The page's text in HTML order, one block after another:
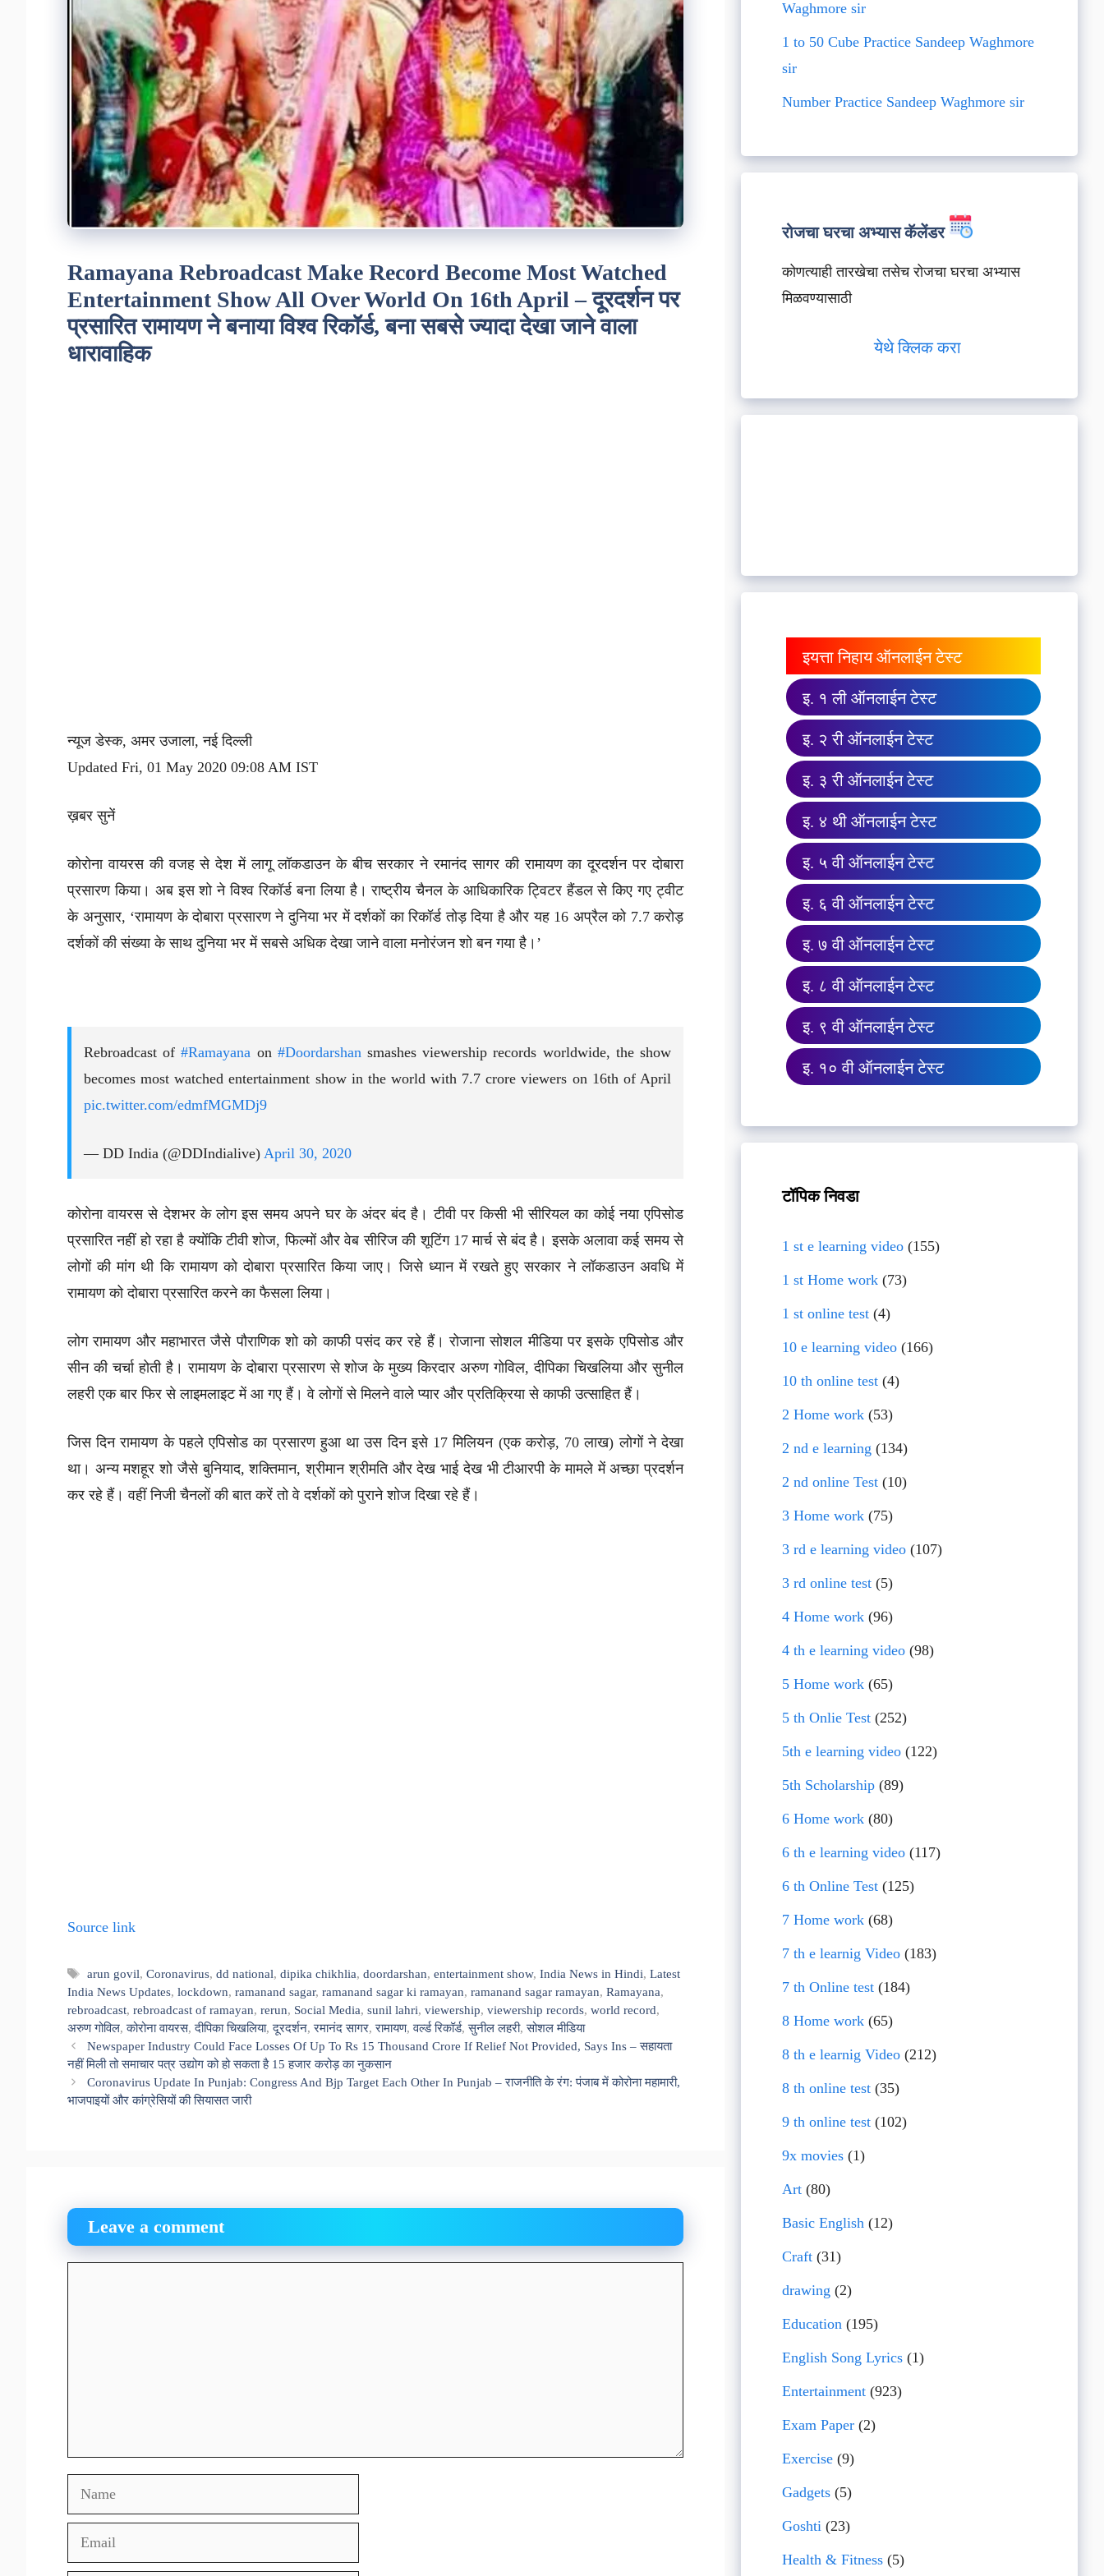
Ramayana Rebroadcast Make Record Become Most Watched
Entertainment Show All Over World On 16th April – दूरदर्शन पर
प्रसारित रामायण ने बनाया विश्व रिकॉर्ड, बना सबसे ज्यादा देखा जाने वाला
धारावाहिक
न्यूज डेस्क, अमर उजाला, नई दिल्ली
Updated Fri, 01 May 2020 09:08 AM IST
ख़बर सुनें
कोरोना वायरस की वजह से देश में लागू लॉकडाउन के बीच सरकार ने रमानंद सागर की रामायण का दूरदर्शन पर दोबारा
प्रसारण किया। अब इस शो ने विश्व रिकॉर्ड बना लिया है। राष्ट्रीय चैनल के आधिकारिक ट्विटर हैंडल से किए गए ट्वीट
के अनुसार, ‘रामायण के दोबारा प्रसारण ने दुनिया भर में दर्शकों का रिकॉर्ड तोड़ दिया है और यह 16 अप्रैल को 7.7 करोड़
दर्शकों की संख्या के साथ दुनिया भर में सबसे अधिक देखा जाने वाला मनोरंजन शो बन गया है।’
Rebroadcast of#Ramayana on #Doordarshan smashes viewership records worldwide, the show
becomes most watched entertainment show in the world with 7.7 crore viewers on 16th of April
pic.twitter.com/edmfMGMDj9
— DD India (@DDIndialive) April 30, 2020
कोरोना वायरस से देशभर के लोग इस समय अपने घर के अंदर बंद है। टीवी पर किसी भी सीरियल का कोई नया एपिसोड
प्रसारित नहीं हो रहा है क्योंकि टीवी शोज, फिल्मों और वेब सीरिज की शूटिंग 17 मार्च से बंद है। इसके अलावा कई समय से
लोगों की मांग थी कि रामायण को दोबारा प्रसारित किया जाए। जिसे ध्यान में रखते हुए सरकार ने लॉकडाउन अवधि में
रामायण को दोबारा प्रसारित करने का फैसला लिया।
लोग रामायण और महाभारत जैसे पौराणिक शो को काफी पसंद कर रहे हैं। रोजाना सोशल मीडिया पर इसके एपिसोड और
सीन की चर्चा होती है। रामायण के दोबारा प्रसारण से शोज के मुख्य किरदार अरुण गोविल, दीपिका चिखलिया और सुनील
लहरी एक बार फिर से लाइमलाइट में आ गए हैं। वे लोगों से मिलने वाले प्यार और प्रतिक्रिया से काफी उत्साहित हैं।
जिस दिन रामायण के पहले एपिसोड का प्रसारण हुआ था उस दिन इसे 17 मिलियन (एक करोड़, 70 लाख) लोगों ने देखा
था। अन्य मशहूर शो जैसे बुनियाद, शक्तिमान, श्रीमान श्रीमति और देख भाई देख भी टीआरपी के मामले में अच्छा प्रदर्शन
कर रहे हैं। वहीं निजी चैनलों की बात करें तो वे दर्शकों को पुराने शोज दिखा रहे हैं।
Source link
Tags
arun govil,Coronavirus,dd national,dipika chikhlia,doordarshan,entertainment show,India News in Hindi,Latest
India News Updates, lockdown, ramanand sagar, ramanand sagar ki ramayan, ramanand sagar ramayan, Ramayana,
rebroadcast, rebroadcast of ramayan, rerun, Social Media, sunil lahri, viewership, viewership records, world record,
अरुण गोविल,कोरोना वायरस,दीपिका चिखलिया,दूरदर्शन,रमानंद सागर,रामायण,वर्ल्ड रिकॉर्ड,सुनील लहरी,सोशल मीडिया
Newspaper Industry Could Face Losses Of Up To Rs 15 Thousand Crore If Relief Not Provided, Says Ins – सहायता
नहीं मिली तो समाचार पत्र उद्योग को हो सकता है 15 हजार करोड़ का नुकसान
Coronavirus Update In Punjab: Congress And Bjp Target Each Other In Punjab – राजनीति के रंग: पंजाब में कोरोना महामारी,
भाजपाइयों और कांग्रेसियों की सियासत जारी
Leave a comment
Name
Email
Waghmore sir
1 to 50 Cube Practice Sandeep Waghmore
sir
Number Practice Sandeep Waghmore sir
रोजचा घरचा अभ्यास कॅलेंडर
कोणत्याही तारखेचा तसेच रोजचा घरचा अभ्यास
मिळवण्यासाठी
येथे क्लिक करा
इयत्ता निहाय ऑनलाईन टेस्ट
इ. १ ली ऑनलाईन टेस्ट
इ. २ री ऑनलाईन टेस्ट
इ. ३ री ऑनलाईन टेस्ट
इ. ४ थी ऑनलाईन टेस्ट
इ. ५ वी ऑनलाईन टेस्ट
इ. ६ वी ऑनलाईन टेस्ट
इ. ७ वी ऑनलाईन टेस्ट
इ. ८ वी ऑनलाईन टेस्ट
इ. ९ वी ऑनलाईन टेस्ट
इ. १० वी ऑनलाईन टेस्ट
टॉपिक निवडा
1 st e learning video (155)
1 st Home work (73)
1 st online test (4)
10 e learning video (166)
10 th online test (4)
2 Home work (53)
2 nd e learning (134)
2 nd online Test (10)
3 Home work (75)
3 rd e learning video (107)
3 rd online test (5)
4 Home work (96)
4 th e learning video (98)
5 Home work (65)
5 th Onlie Test (252)
5th e learning video (122)
5th Scholarship (89)
6 Home work (80)
6 th e learning video (117)
6 th Online Test (125)
7 Home work (68)
7 th e learnig Video (183)
7 th Online test (184)
8 Home work (65)
8 th e learnig Video (212)
8 th online test (35)
9 th online test (102)
9x movies (1)
Art (80)
Basic English (12)
Craft (31)
drawing (2)
Education (195)
English Song Lyrics (1)
Entertainment (923)
Exam Paper (2)
Exercise (9)
Gadgets (5)
Goshti (23)
Health & Fitness (5)